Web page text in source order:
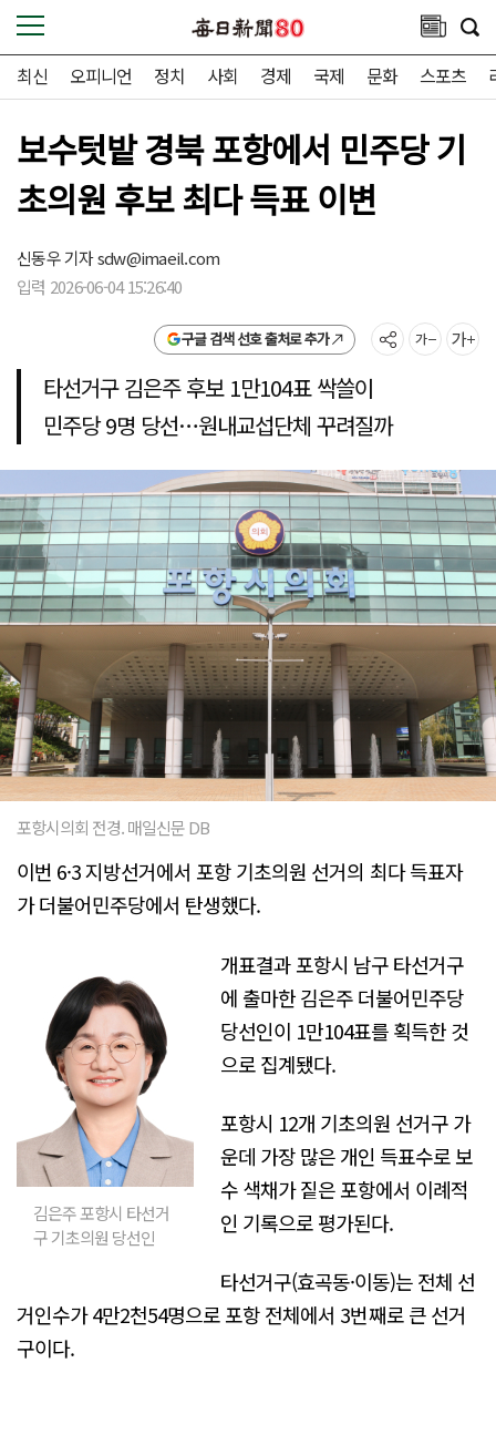
최신 오피니언 정치 사회 경제 국제 문화 스포츠
보수텃밭 경북 포항에서 민주당 기
초의원 후보 최다 득표 이변
신동우 기자sdw@imaeil.com
입력 2026-06-04 15:26:40
구글 검색 선호 출처로 추가
타선거구 김은주 후보 1만104표 싹쓸이
민주당 9명 당선…원내교섭단체 꾸려질까
포항시의회 전경. 매일신문 DB
이번 6·3 지방선거에서 포항 기초의원 선거의 최다 득표자
가 더불어민주당에서 탄생했다.
김은주 포항시 타선거
구 기초의원 당선인
개표결과 포항시 남구 타선거구
에 출마한 김은주 더불어민주당
당선인이 1만104표를 획득한 것
으로 집계됐다.
포항시 12개 기초의원 선거구 가
운데 가장 많은 개인 득표수로 보
수 색채가 짙은 포항에서 이례적
인 기록으로 평가된다.
타선거구(효곡동·이동)는 전체 선
거인수가 4만2천54명으로 포항 전체에서 3번째로 큰 선거
구이다.